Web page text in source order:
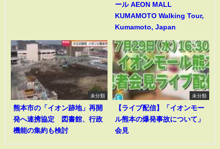
ール AEON MALL
KUMAMOTO Walking Tour,
Kumamoto, Japan
未分類
熊本市の「イオン跡地」再開
発へ連携協定 図書館、行政
機能の集約も検討
未分類
【ライブ配信】「イオンモー
ル熊本の爆発事故について」
会見